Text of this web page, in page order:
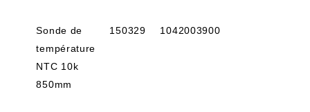
Sonde de
température
NTC 10k
850mm
150329 1042003900